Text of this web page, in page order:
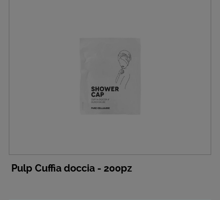
Pulp Cuffia doccia - 200pz